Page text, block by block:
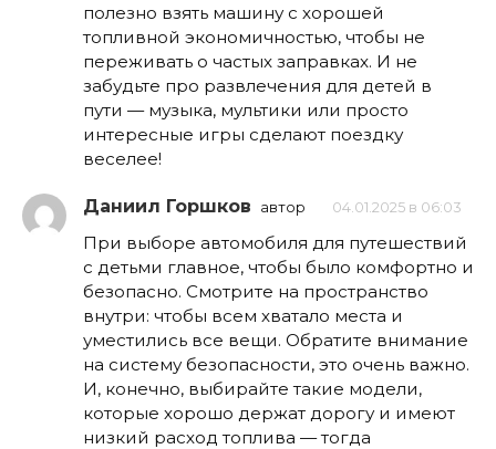
полезно взять машину с хорошей
топливной экономичностью, чтобы не
переживать о частых заправках. И не
забудьте про развлечения для детей в
пути — музыка, мультики или просто
интересные игры сделают поездку
веселее!
Даниил Горшков автор 04.01.2025 в 06:03
При выборе автомобиля для путешествий
с детьми главное, чтобы было комфортно и
безопасно. Смотрите на пространство
внутри: чтобы всем хватало места и
уместились все вещи. Обратите внимание
на систему безопасности, это очень важно.
И, конечно, выбирайте такие модели,
которые хорошо держат дорогу и имеют
низкий расход топлива — тогда